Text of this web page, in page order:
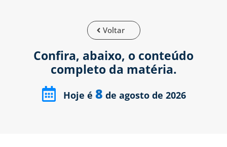
Voltar
Confira, abaixo, o conteúdo
completo da matéria.
Hoje é 8 de agosto de 2026